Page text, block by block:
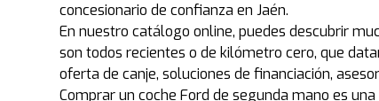
concesionario de confianza en Jaén.
En nuestro catálogo online, puedes descubrir
son todos recientes o de kilómetro cero, que
oferta de canje, soluciones de financiación,
Comprar un coche Ford de segunda mano es